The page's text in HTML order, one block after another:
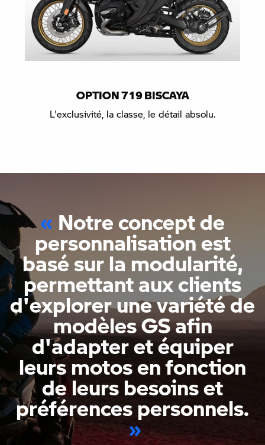
OPTION 719 BISCAYA
L'exclusivité, la classe, le détail absolu.
Notre concept de
personnalisation est
basé sur la modularité,
permettant aux clients
d'explorer une variété de
modèles GS afin
d'adapter et équiper
leurs motos en fonction
de leurs besoins et
préférences personnels.